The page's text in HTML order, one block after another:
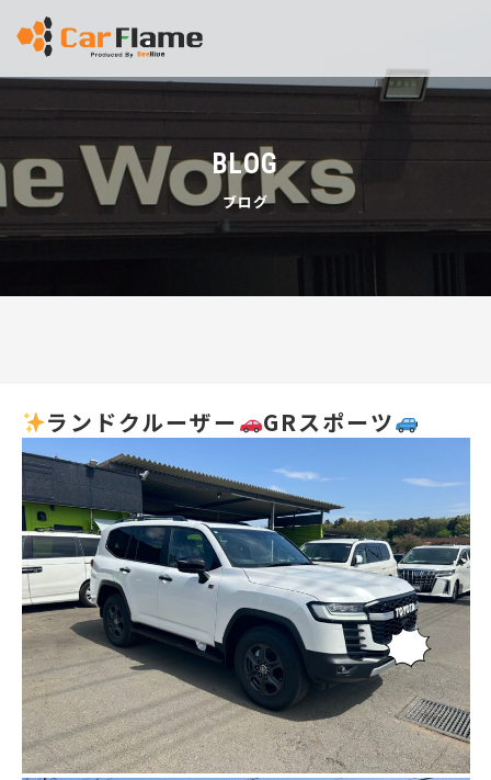
BLOG
ブログ
ランドクルーザー GRスポーツ